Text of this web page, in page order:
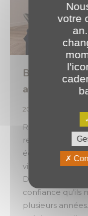
Bâtir des
avec nos
2025
Récemment,
recevoir Hélix
éditeur de
viticole et
Développement
confiance qu’ils
plusieurs
votre